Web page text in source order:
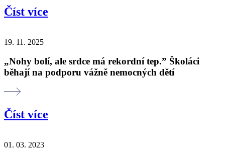
Číst více
19. 11. 2025
„Nohy bolí, ale srdce má rekordní tep.” Školáci
běhají na podporu vážně nemocných dětí
Číst více
01. 03. 2023